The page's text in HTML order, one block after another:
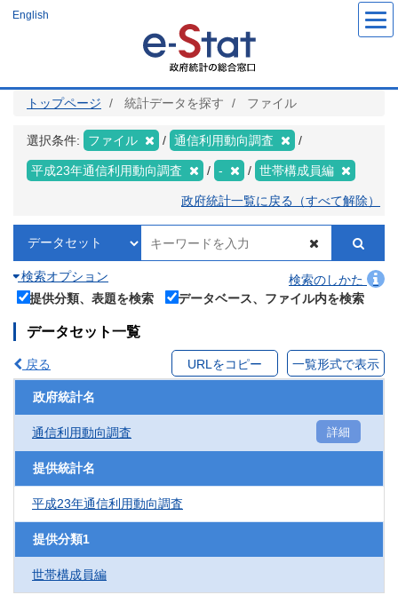
ツ
English
トップページ 統計データを探す ファイル
選択条件: ファイル 通信利用動向調査
平成23年通信利用動向調査 - 世帯構成員編
政府統計一覧に戻る（すべて解除）
検索オプション
検索のしかた
提供分類、表題を検索
データベース、ファイル内を検索
データセット一覧
戻る URLをコピー 一覧形式で表示
政府統計名
通信利用動向調査 詳細
提供統計名
平成23年通信利用動向調査
提供分類1
世帯構成員編